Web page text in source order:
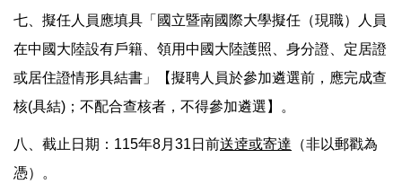
七、擬任人員應填具「國立暨南國際大學擬任（現職）人員
在中國大陸設有戶籍、領用中國大陸護照、身分證、定居證
或居住證情形具結書」【擬聘人員於參加遴選前，應完成查
核(具結)；不配合查核者，不得參加遴選】。
八、截止日期：115年8月31日前送逹或寄達 （非以郵戳為
憑）。